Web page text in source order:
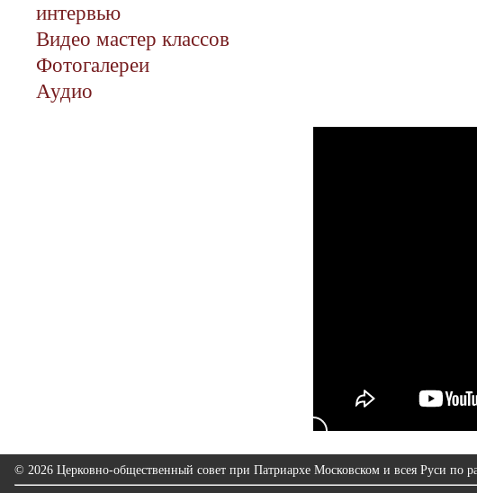
интервью
Видео мастер классов
Фотогалереи
Аудио
© 2026 Церковно-общественный совет при Патриархе Московском и всея Руси по